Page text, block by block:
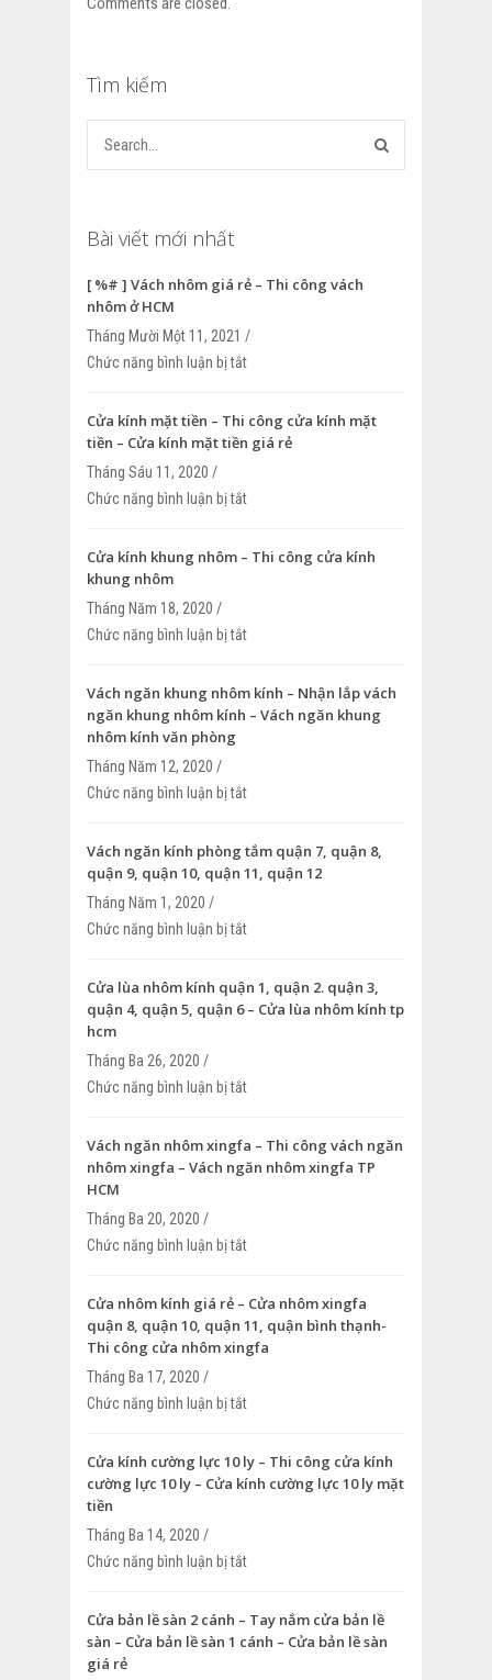
Tìm kiếm
Bài viết mới nhất
[ %# ] Vách nhôm giá rẻ – Thi công vách
nhôm ở HCM
Tháng Mười Một 11, 2021 /
Chức năng bình luận bị tắt
Cửa kính mặt tiền – Thi công cửa kính mặt
tiền – Cửa kính mặt tiền giá rẻ
Tháng Sáu 11, 2020 /
Chức năng bình luận bị tắt
Cửa kính khung nhôm – Thi công cửa kính
khung nhôm
Tháng Năm 18, 2020 /
Chức năng bình luận bị tắt
Vách ngăn khung nhôm kính – Nhận lắp vách
ngăn khung nhôm kính – Vách ngăn khung
nhôm kính văn phòng
Tháng Năm 12, 2020 /
Chức năng bình luận bị tắt
kính văn phòng
Vách ngăn kính phòng tắm quận 7, quận 8,
quận 9, quận 10, quận 11, quận 12
Tháng Năm 1, 2020 /
Chức năng bình luận bị tắt
Cửa lùa nhôm kính quận 1, quận 2. quận 3,
quận 4, quận 5, quận 6 – Cửa lùa nhôm kính tp
hcm
Tháng Ba 26, 2020 /
Chức năng bình luận bị tắt
Vách ngăn nhôm xingfa – Thi công vách ngăn
nhôm xingfa – Vách ngăn nhôm xingfa TP
HCM
Tháng Ba 20, 2020 /
Chức năng bình luận bị tắt
Cửa nhôm kính giá rẻ – Cửa nhôm xingfa
quận 8, quận 10, quận 11, quận bình thạnh-
Thi công cửa nhôm xingfa
Tháng Ba 17, 2020 /
Chức năng bình luận bị tắt
nhôm xingfa
Cửa kính cường lực 10 ly – Thi công cửa kính
cường lực 10 ly – Cửa kính cường lực 10 ly mặt
tiền
Tháng Ba 14, 2020 /
Chức năng bình luận bị tắt
Cửa bản lề sàn 2 cánh – Tay nắm cửa bản lề
sàn – Cửa bản lề sàn 1 cánh – Cửa bản lề sàn
giá rẻ